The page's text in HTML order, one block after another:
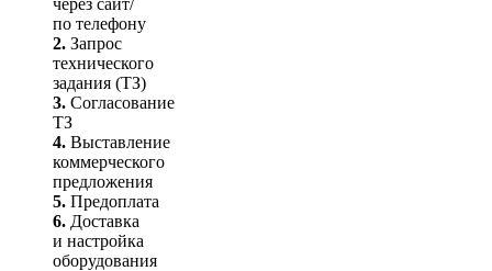
через сайт/
по телефону
2. Запрос
технического
задания (ТЗ)
3. Согласование
ТЗ
4. Выставление
коммерческого
предложения
5. Предоплата
6. Доставка
и настройка
оборудования